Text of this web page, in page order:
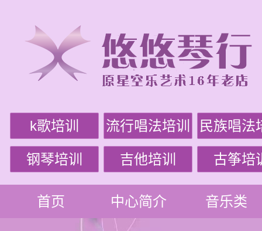
k歌培训 流行唱法培训 民族唱法
钢琴培训 吉他培训 古筝培
首页 中心简介 音乐类